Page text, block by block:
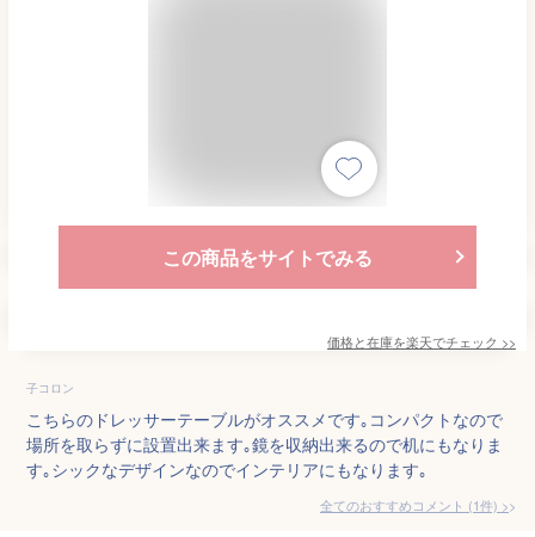
この商品をサイトでみる
価格と在庫を楽天でチェック >>
子コロン
こちらのドレッサーテーブルがオススメです｡コンパクトなので
場所を取らずに設置出来ます｡鏡を収納出来るので机にもなりま
す｡シックなデザインなのでインテリアにもなります｡
全てのおすすめコメント (1件) >